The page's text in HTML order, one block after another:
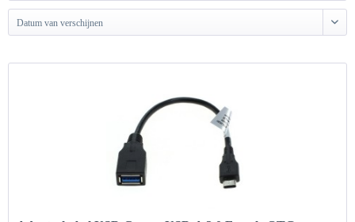
Datum van verschijnen